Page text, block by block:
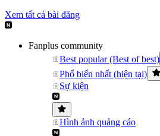
Xem tất cả bài đăng
Fanplus community
Best popular (Best of best)
Phổ biến nhất (hiện tại)
Sự kiện
Hình ảnh quảng cáo